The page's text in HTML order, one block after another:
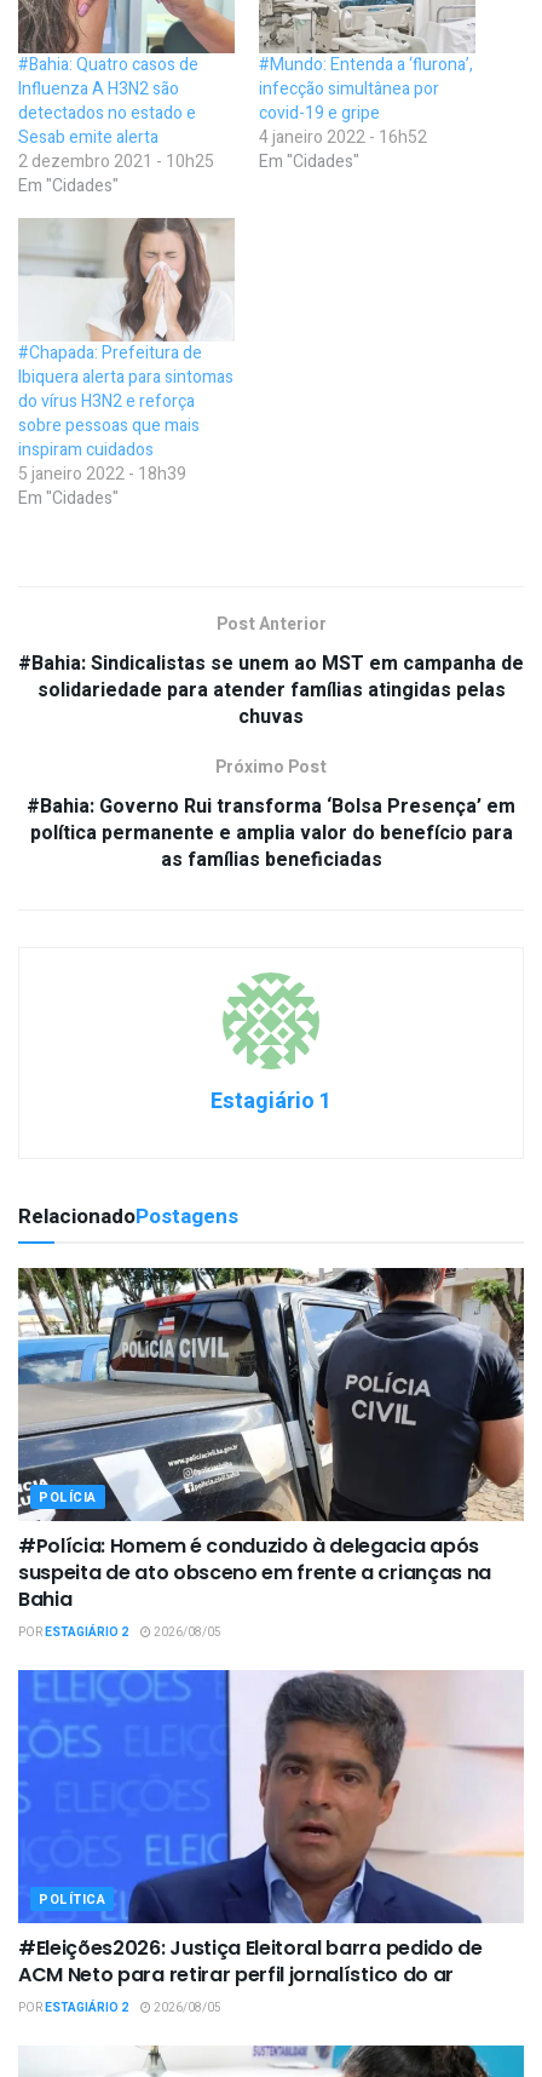
#Bahia: Quatro casos de
Influenza A H3N2 são
detectados no estado e
Sesab emite alerta
2 dezembro 2021 - 10h25
Em "Cidades"
#Mundo: Entenda a ‘flurona’,
infecção simultânea por
covid-19 e gripe
4 janeiro 2022 - 16h52
Em "Cidades"
#Chapada: Prefeitura de
Ibiquera alerta para sintomas
do vírus H3N2 e reforça
sobre pessoas que mais
inspiram cuidados
5 janeiro 2022 - 18h39
Em "Cidades"
Post Anterior
#Bahia: Sindicalistas se unem ao MST em campanha de
solidariedade para atender famílias atingidas pelas
chuvas
Próximo Post
#Bahia: Governo Rui transforma ‘Bolsa Presença’ em
política permanente e amplia valor do benefício para
as famílias beneficiadas
Estagiário 1
RelacionadoPostagens
POLÍCIA
#Polícia: Homem é conduzido à delegacia após
suspeita de ato obsceno em frente a crianças na
Bahia
PORESTAGIÁRIO 2 2026/08/05
POLÍTICA
#Eleições2026: Justiça Eleitoral barra pedido de
ACM Neto para retirar perfil jornalístico do ar
PORESTAGIÁRIO 2 2026/08/05